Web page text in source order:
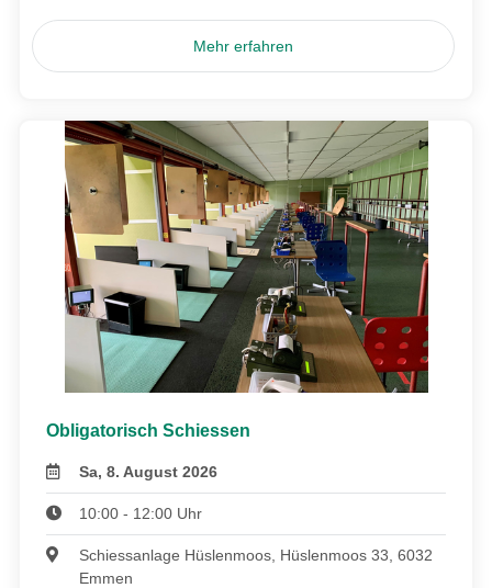
Mehr erfahren
Obligatorisch Schiessen
Sa, 8. August 2026
10:00 - 12:00 Uhr
Schiessanlage Hüslenmoos, Hüslenmoos 33, 6032
Emmen